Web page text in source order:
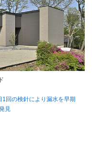
1回の検針により漏水を早期
見